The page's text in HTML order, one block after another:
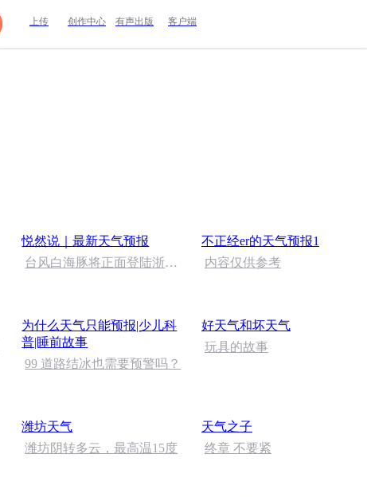
上传 创作中心 有声出版 客户端
悦然说｜最新天气预报
台风白海豚将正面登陆浙
不正经er的天气预报1
内容仅供参考
为什么天气只能预报|少儿科
普|睡前故事
99 道路结冰也需要预警吗？
好天气和坏天气
玩具的故事
潍坊天气
潍坊阴转多云，最高温15度
天气之子
终章 不要紧